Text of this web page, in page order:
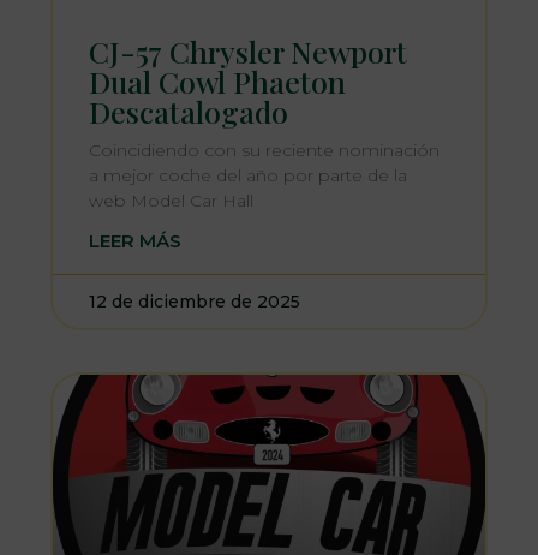
CJ-57 Chrysler Newport
Dual Cowl Phaeton
Descatalogado
Coincidiendo con su reciente nominación
a mejor coche del año por parte de la
web Model Car Hall
LEER MÁS
12 de diciembre de 2025